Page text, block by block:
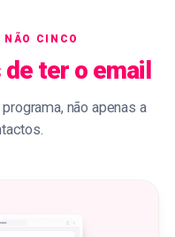
CINCO
de ter o email
não apenas a